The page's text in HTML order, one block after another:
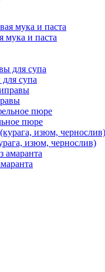
мука и паста
супа
пюре
изюм, чернослив)